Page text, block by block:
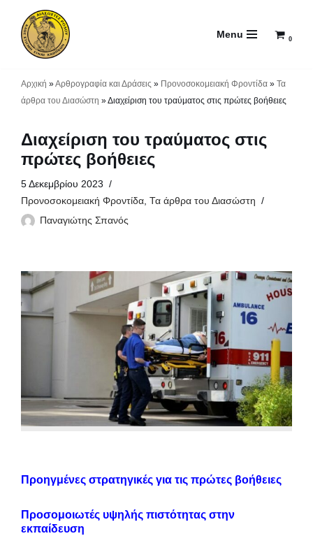
Μεταπηδήστε
Menu 0
Αρχική »Αρθρογραφία και Δράσεις » Προνοσοκομειακή Φροντίδα » Τα
άρθρα του Διασώστη »Διαχείριση του τραύματος στις πρώτες βοήθειες
Διαχείριση του τραύματος στις
πρώτες βοήθειες
5 Δεκεμβρίου 2023
Προνοσοκομειακή Φροντίδα, Τα άρθρα του Διασώστη
Παναγιώτης Σπανός
Προηγμένες στρατηγικές για τις πρώτες βοήθειες
Προσομοιωτές υψηλής πιστότητας στην
εκπαίδευση